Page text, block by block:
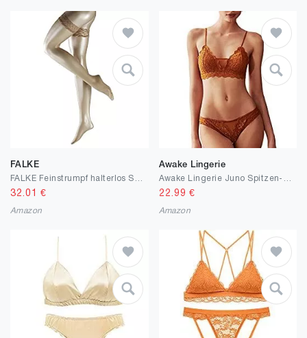
FALKE
32.01 €
Amazon
Awake Lingerie
22.99 €
Amazon